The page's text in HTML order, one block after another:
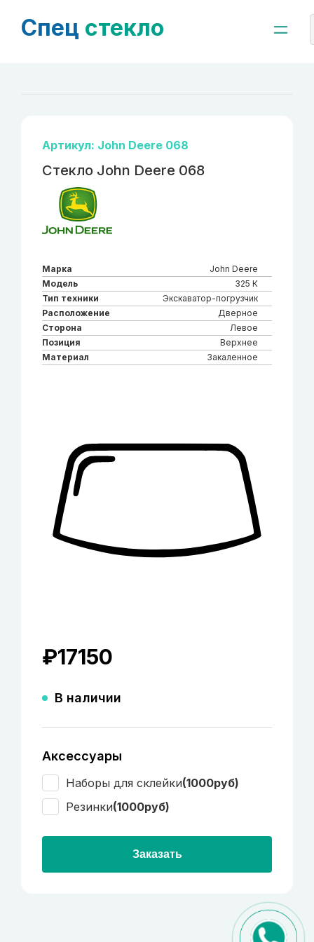
Спец стекло
Артикул: John Deere 068
Стекло John Deere 068
Марка
John Deere
Модель
325 К
Тип техники
Экскаватор-погрузчик
Расположение
Дверное
Сторона
Левое
Позиция
Верхнее
Материал
Закаленное
₽17150
В наличии
Аксессуары
Наборы для склейки(1000руб)
Резинки(1000руб)
Заказать